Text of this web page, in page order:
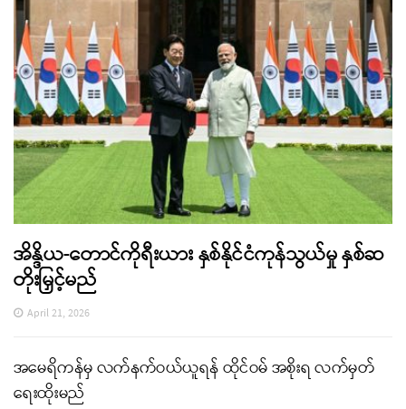
အိန္ဒိယ-တောင်ကိုရီးယား နှစ်နိုင်ငံကုန်သွယ်မှု နှစ်ဆ
တိုးမြှင့်မည်
April 21, 2026
အမေရိကန်မှ လက်နက်ဝယ်ယူရန် ထိုင်ဝမ် အစိုးရ လက်မှတ်
ရေးထိုးမည်